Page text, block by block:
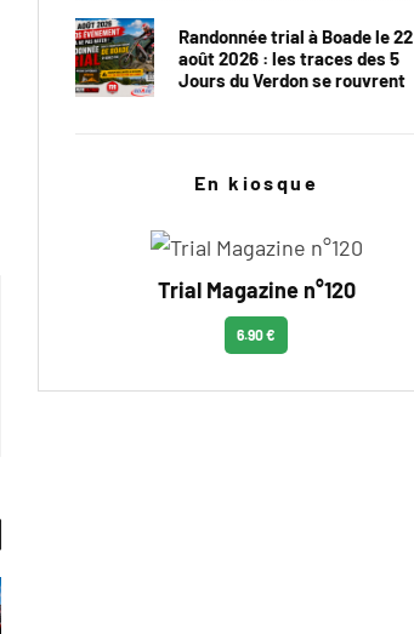
Randonnée trial à Boade le 22
août 2026 : les traces des 5
Jours du Verdon se rouvrent
En kiosque
Trial Magazine n°120
6.90 €